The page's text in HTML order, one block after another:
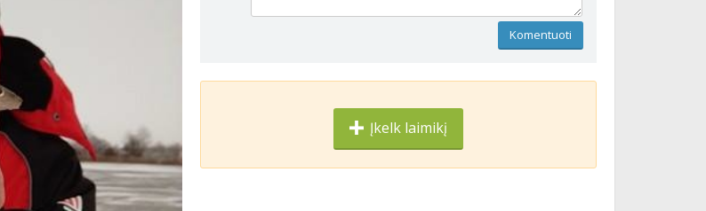
Komentuoti
Įkelk laimikį